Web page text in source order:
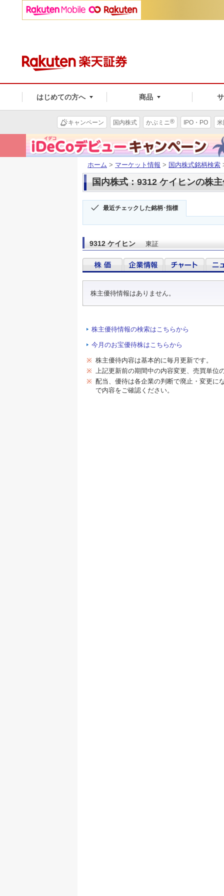
はじめての方へ 商品
キャンペーン 国内株式 かぶミニ® IPO・PO
ホーム > マーケット情報 > 国内株式銘柄検索
国内株式：9312 ケイヒンの株
最近チェックした銘柄･指標
9312 ケイヒン 東証
株主優待情報はありません。
株主優待情報の検索はこちらから
今月のお宝優待株はこちらから
※ 株主優待内容は基本的に毎月更新です。
※ 上記更新前の期間中の内容変更、売買単位
※ 配当、優待は各企業の判断で廃止・変更に
で内容をご確認ください。